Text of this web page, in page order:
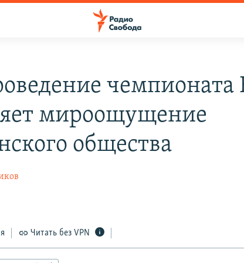
чемпионата
мироощущение
общества
Читать без VPN